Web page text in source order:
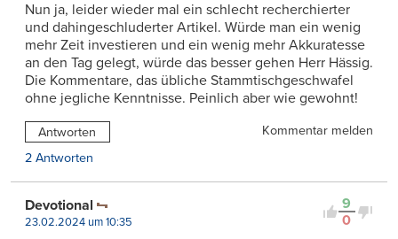
Nun ja, leider wieder mal ein schlecht recherchierter
und dahingeschluderter Artikel. Würde man ein wenig
mehr Zeit investieren und ein wenig mehr Akkuratesse
an den Tag gelegt, würde das besser gehen Herr Hässig.
Die Kommentare, das übliche Stammtischgeschwafel
ohne jegliche Kenntnisse. Peinlich aber wie gewohnt!
Antworten
Kommentar melden
2 Antworten
9
0
Devotional
23.02.2024 um 10:35